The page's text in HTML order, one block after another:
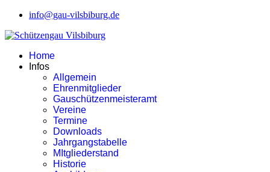
info@gau-vilsbiburg.de
Home
Infos
Allgemein
Ehrenmitglieder
Gauschützenmeisteramt
Vereine
Termine
Downloads
Jahrgangstabelle
MItgliederstand
Historie